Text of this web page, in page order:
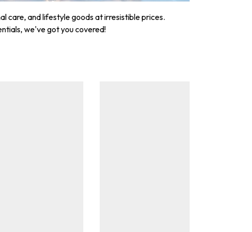
care, and lifestyle goods at irresistible prices.
we've got you covered!